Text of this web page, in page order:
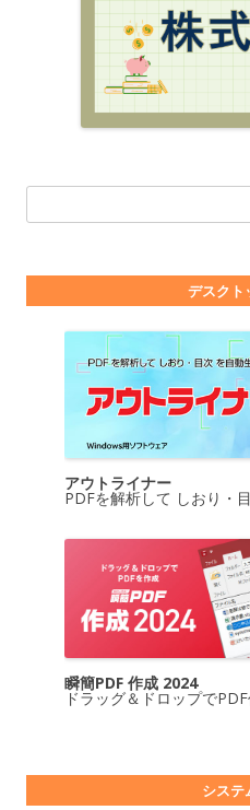
デスクト
アウトライナー
PDFを解析して しおり・
瞬簡PDF 作成 2024
ドラッグ＆ドロップで
システ